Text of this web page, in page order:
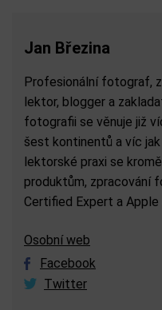
Jan Březina
Profesionální fotograf,
lektor, blogger a
fotografii se věnuje již
šest kontinentů a víc
lektorské praxi se
produktům, zpracování
Certified Expert a Apple
Osobní web
Facebook
Twitter